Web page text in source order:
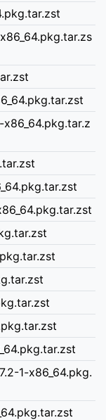
1-x86_64.pkg.